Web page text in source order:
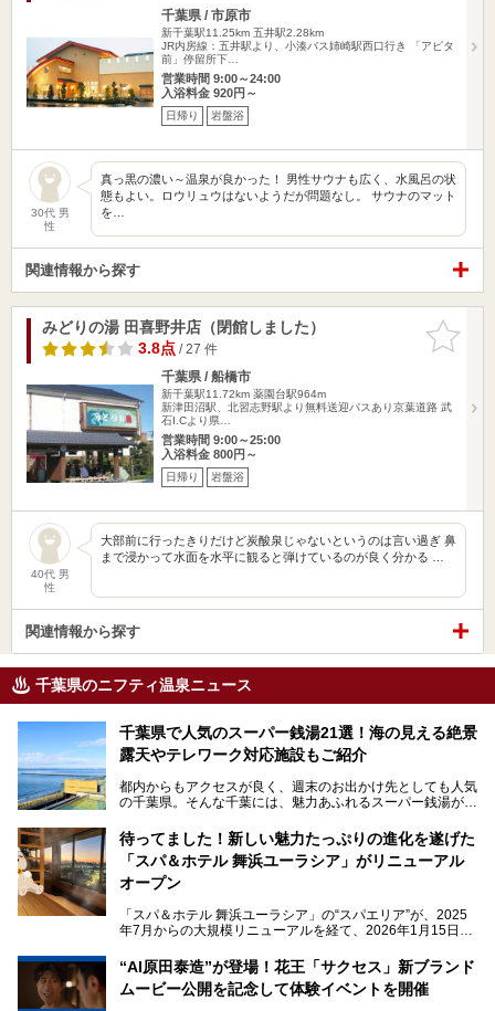
千葉県 / 市原市
新千葉駅11.25km 五井駅2.28km
JR内房線：五井駅より、小湊バス姉崎駅西口行き 「アピタ
前」停留所下…
営業時間 9:00～24:00
入浴料金 920円～
日帰り 岩盤浴
30代 男
性
真っ黒の濃い～温泉が良かった！ 男性サウナも広く、水風呂の状
態もよい。ロウリュウはないようだが問題なし。 サウナのマット
を…
関連情報から探す
お気に入
りに追加
みどりの湯 田喜野井店（閉館しました）
3.8点/ 27 件
千葉県 / 船橋市
新千葉駅11.72km 薬園台駅964m
新津田沼駅、北習志野駅より無料送迎バスあり京葉道路 武
石I.Cより県…
営業時間 9:00～25:00
入浴料金 800円～
日帰り 岩盤浴
40代 男
性
大部前に行ったきりだけど炭酸泉じゃないというのは言い過ぎ 鼻
まで浸かって水面を水平に観ると弾けているのが良く分かる …
関連情報から探す
千葉県のニフティ温泉ニュース
千葉県で人気のスーパー銭湯21選！海の見える絶景
露天やテレワーク対応施設もご紹介
都内からもアクセスが良く、週末のお出かけ先としても人気
の千葉県。そんな千葉には、魅力あふれるスーパー銭湯がた
「サウナでしっかりととのいたい」「海が見える絶景で非日
常を味わいたい」「子連れでも気兼ねなく1日過ごした
い」。
そんな多様なニーズに応える施設が揃っているため、その日
の目的に合った施設がきっと見つかるはずです。
さらに最近では、24時間営業で深夜まで滞在できる施設
や、テレワーク・コワーキングスペースを備えた仕事もでき
るスパも増えており、ただの入浴施設にとどまらない進化を
待ってました！新しい魅力たっぷりの進化を遂げた
「スパ＆ホテル 舞浜ユーラシア」がリニューアル
オープン
「スパ＆ホテル 舞浜ユーラシア」の“スパエリア”が、2025
年7月からの大規模リニューアルを経て、2026年1月15日
新設エリアや生まれ変わった浴場・サウナの魅力を、人気キ
ャラクター「ユーラシわん」と一緒にご紹介します。必見の
“AI原田泰造”が登場！花王「サクセス」新ブランド
ムービー公開を記念して体験イベントを開催